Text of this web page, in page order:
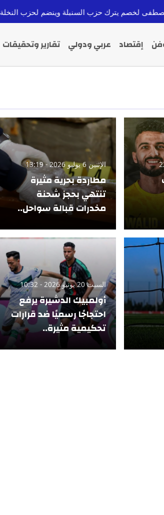
حزب السنبلة وينضم لحزب النخلة استعداداً
إقتصاد عربي ودولي تقارير وتحقيقات
الإثنين 6 يوليو 2026 - 13:19
مطاردة بحرية مثيرة
تنتهي بحجز شحنة
مخدرات قبالة سواحل..
السبت 20 يونيو 2026 - 10:32
أولمبيك الدشيرة يرفع
احتجاجًا رسميًا ضد قرارات
تحكيمية مثيرة..